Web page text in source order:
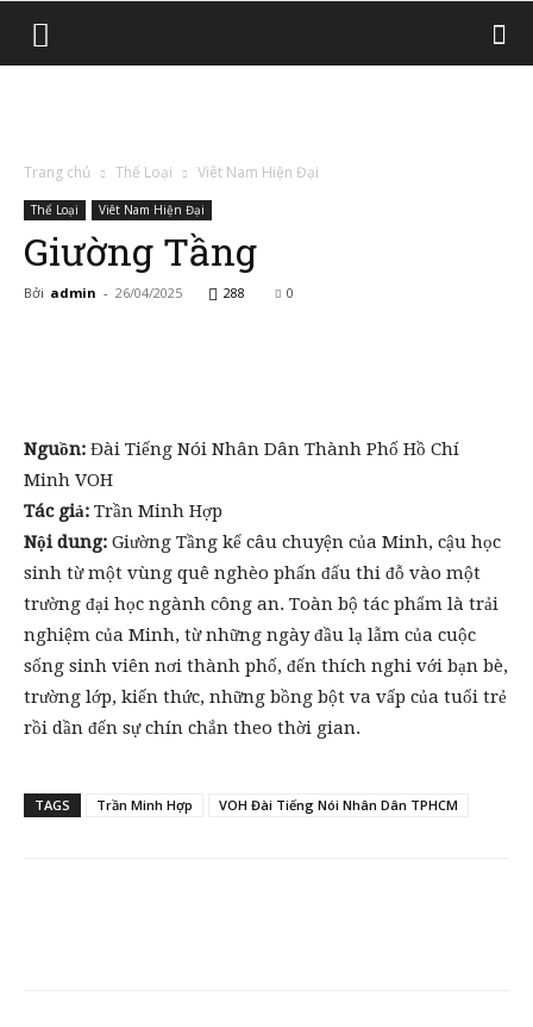
Trang chủ Thể Loại Viêt Nam Hiện Đại
Thể Loại Viêt Nam Hiện Đại
Giường Tầng
Bởi admin - 26/04/2025 288 0
Nguồn: Đài Tiếng Nói Nhân Dân Thành Phố Hồ Chí
Minh VOH
Tác giả: Trần Minh Hợp
Nội dung: Giường Tầng kể câu chuyện của Minh, cậu học
sinh từ một vùng quê nghèo phấn đấu thi đỗ vào một
trường đại học ngành công an. Toàn bộ tác phẩm là trải
nghiệm của Minh, từ những ngày đầu lạ lẫm của cuộc
sống sinh viên nơi thành phố, đến thích nghi với bạn bè,
trường lớp, kiến thức, những bồng bột va vấp của tuổi trẻ
rồi dần đến sự chín chắn theo thời gian.
TAGS Trần Minh Hợp VOH Đài Tiếng Nói Nhân Dân TPHCM